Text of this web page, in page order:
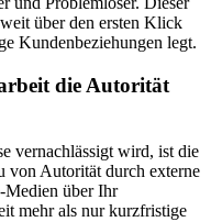
über den ersten Klick
Kundenbeziehungen legt.
die Autorität
vernachlässigt wird, ist die
von Autorität durch externe
Medien über Ihr
mehr als nur kurzfristige